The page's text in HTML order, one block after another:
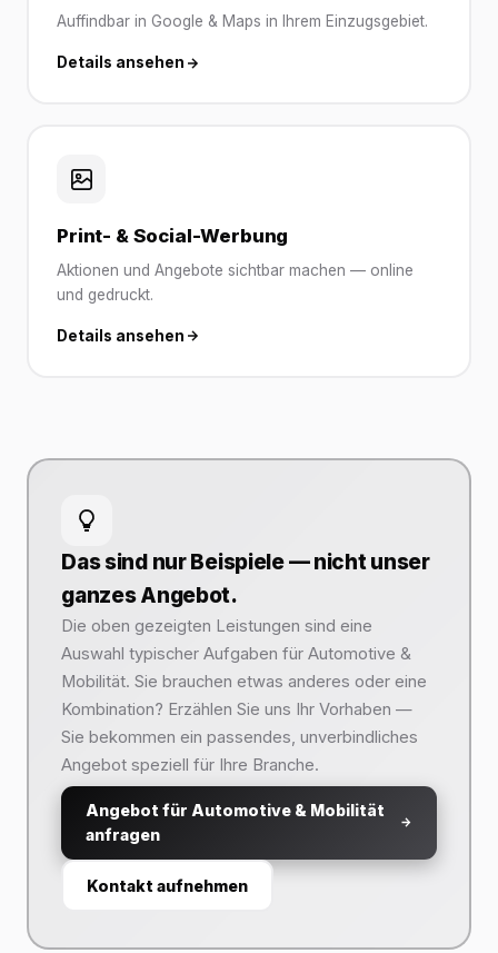
Auffindbar in Google & Maps in Ihrem Einzugsgebiet.
Details ansehen
Print- & Social-Werbung
Aktionen und Angebote sichtbar machen — online
und gedruckt.
Details ansehen
Das sind nur Beispiele — nicht unser
ganzes Angebot.
Die oben gezeigten Leistungen sind eine
Auswahl typischer Aufgaben für Automotive &
Mobilität. Sie brauchen etwas anderes oder eine
Kombination? Erzählen Sie uns Ihr Vorhaben —
Sie bekommen ein passendes, unverbindliches
Angebot speziell für Ihre Branche.
Angebot für Automotive & Mobilität
anfragen
Kontakt aufnehmen